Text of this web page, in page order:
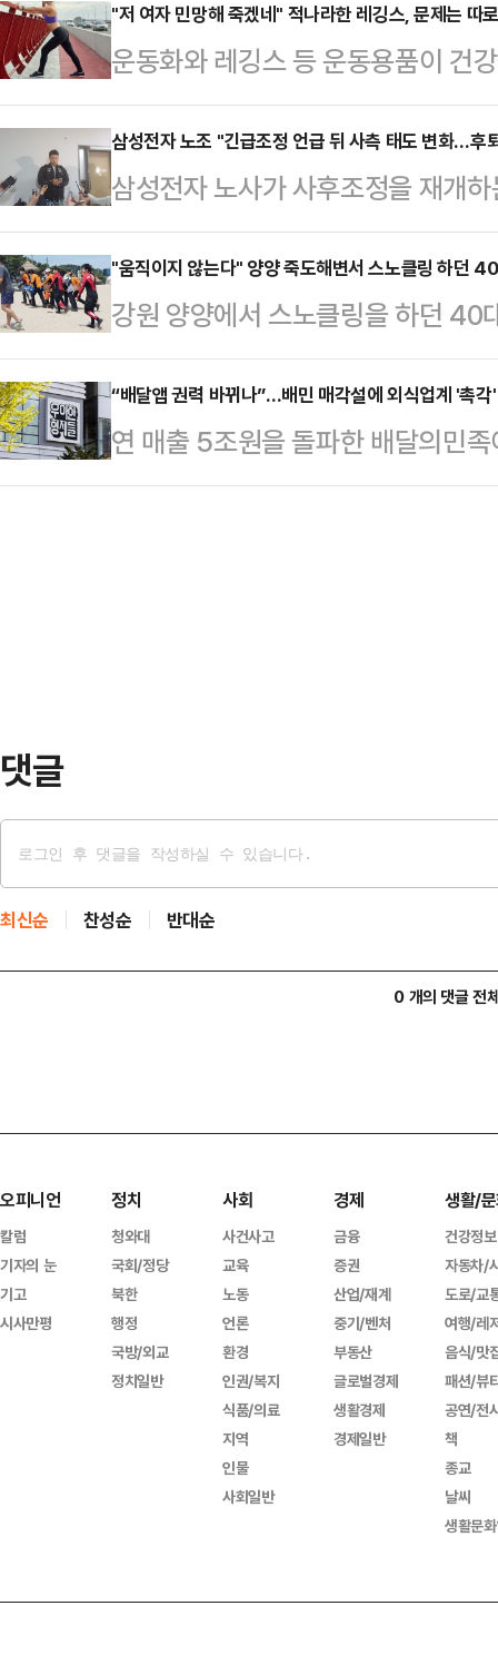
오며 파장이 커지고 있다. 정부가
론하는 가운데, 노조 지도부와 일부
협상 국면이 더욱 험악해지는 분위
노동조합 삼성전자지부(초기업노
소통방에서 총파업 참여를 독려하
맞다"고 말했다. 이어 …
"저 여자 민망해 죽겠네" 적나라한 레깅스, 문제는 따
운동화와 레깅스 등 운동용품이 건
다.16일 관련업계에 따르면 영국
전문가인 니콜 딘은 최근 데일리메
만 운동할 때 착용하는 옷과 신발이
어 "운동용품을 만들 때 흔히 사용
소재의 옷을 세탁하고 입을 때마다
말했다.입자가 매우 작은 미세플라
통해 여러 장기에 …
삼성전자 노조 "긴급조정 언급 뒤 사측 태도 변화…후
삼성전자 노사가 사후조정을 재개
언급 이후 사측이 후퇴한 조정안을
했다. 노조는 사후조정에서 기존 안
않겠다는 입장을 밝혔다.삼성전자
상황에서 노조 측이 정부의 긴급조
장했다.삼성전자 내 최대 노조인 초
공식적으로 여명구 피플팀장(사측
“정부의 긴급조정 언급 …
"움직이지 않는다" 양양 죽도해변서 스노클링 하던
강원 양양에서 스노클링을 하던 40
끝내 숨졌다.17일 오전 11시42분
서 스노클링하던 40대 남성 A씨가
소방은 A씨를 구조해 심폐소생술
망했다.A씨는 해변 가까운 곳에서
“배달앱 권력 바뀌나”…배민 매각설에 외식업계 '촉각'
연 매출 5조원을 돌파한 배달의민
달 플랫폼 업계가 성장 중심 전략에
댓글
최신순 찬성순 반대순
0 개의 댓글 전
오피니언
칼럼
기자의 눈
기고
시사만평
정치
청와대
국회/정당
북한
행정
국방/외교
정치일반
사회
사건사고
교육
노동
언론
환경
인권/복지
식품/의료
지역
인물
사회일반
경제
금융
증권
산업/재계
중기/벤처
부동산
글로벌경제
생활경제
경제일반
생활/
건강정보
자동차/
도로/교
여행/레
음식/맛
패션/뷰
공연/전
책
종교
날씨
생활문